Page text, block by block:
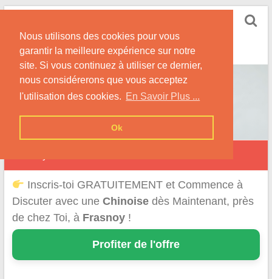
Nous utilisons des cookies pour vous
garantir la meilleure expérience sur notre
site. Si vous continuez à utiliser ce dernier,
nous considérerons que vous acceptez
l'utilisation des cookies. En Savoir Plus ...
Ok
Skip
content
Nos Conseils pour Rencontrer Une Femme
Originaire de Chine !
Inscris-toi GRATUITEMENT et Commence à
Discuter avec une Chinoisedès Maintenant, près
de chez Toi, à Frasnoy!
Profiter de l'offre